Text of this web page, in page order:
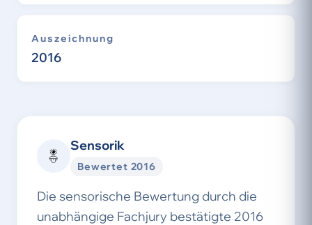
Auszeichnung
2016
Sensorik
Bewertet 2016
Die sensorische Bewertung durch die
unabhängige Fachjury bestätigte 2016